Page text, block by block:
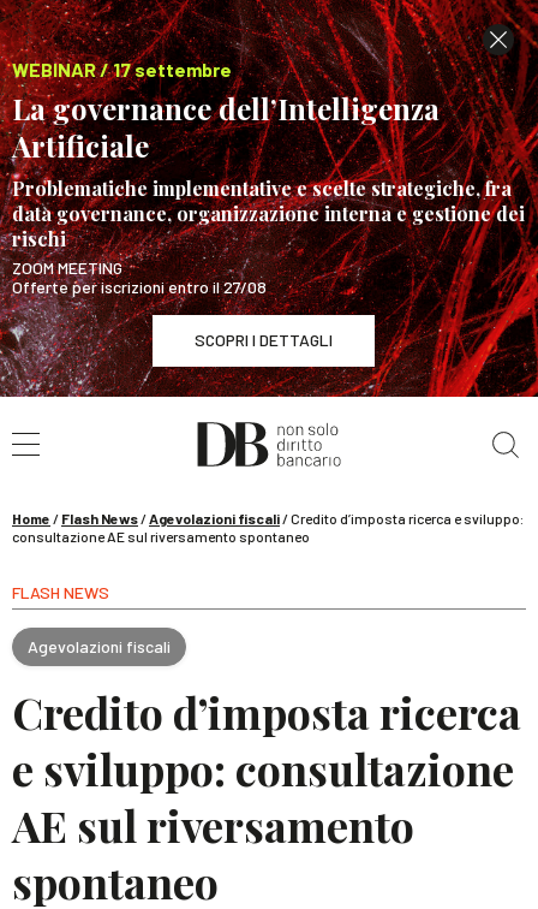
WEBINAR / 17 settembre
La governance dell’Intelligenza
Artificiale
Problematiche implementative e scelte strategiche, fra
data governance, organizzazione interna e gestione dei
rischi
ZOOM MEETING
Offerte per iscrizioni entro il 27/08
SCOPRI I DETTAGLI
WEBINAR / 17 settembre
La governance dell’Intelligenza Artificiale
Home / Flash News/Agevolazioni fiscali/Credito d’imposta ricerca e sviluppo:
consultazione AE sul riversamento spontaneo
FLASH NEWS
Agevolazioni fiscali
Credito d’imposta ricerca
e sviluppo: consultazione
AE sul riversamento
spontaneo